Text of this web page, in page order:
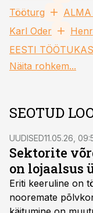
Tööturg
ALMA
Karl Oder
EESTI
Näita rohkem...
SEOTUD
UUDISED11.05.26,
Sektorite
on lojaalsus
Eriti keeruline on
nooremate